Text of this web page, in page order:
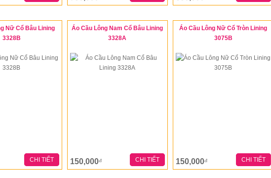
Nữ Cổ Bâu Lining
3328B
CHI TIẾT
Áo Cầu Lông Nam Cổ Bâu Lining
3328A
150,000đ CHI TIẾT
Áo Cầu Lông Nữ Cổ Tròn Lining
3075B
150,000đ CHI TIẾT